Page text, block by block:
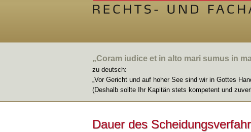
„Coram iudice et in alto mari sumus in
zu deutsch:
„Vor Gericht und auf hoher See sind wir in Gottes
(Deshalb sollte Ihr Kapitän stets kompetent und
Dauer des